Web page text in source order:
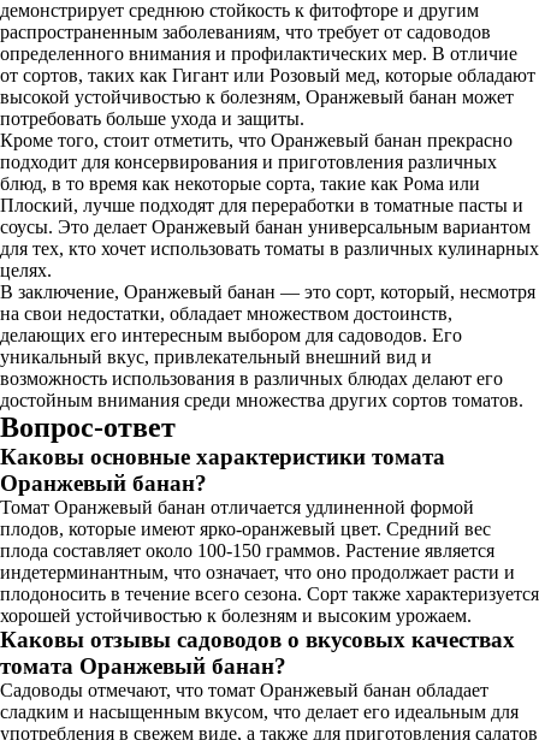
демонстрирует среднюю стойкость к фитофторе и другим
распространенным заболеваниям, что требует от садоводов
определенного внимания и профилактических мер. В отличие
от сортов, таких как Гигант или Розовый мед, которые обладают
высокой устойчивостью к болезням, Оранжевый банан может
потребовать больше ухода и защиты.
Кроме того, стоит отметить, что Оранжевый банан прекрасно
подходит для консервирования и приготовления различных
блюд, в то время как некоторые сорта, такие как Рома или
Плоский, лучше подходят для переработки в томатные пасты и
соусы. Это делает Оранжевый банан универсальным вариантом
для тех, кто хочет использовать томаты в различных кулинарных
целях.
В заключение, Оранжевый банан — это сорт, который, несмотря
на свои недостатки, обладает множеством достоинств,
делающих его интересным выбором для садоводов. Его
уникальный вкус, привлекательный внешний вид и
возможность использования в различных блюдах делают его
достойным внимания среди множества других сортов томатов.
Вопрос-ответ
Каковы основные характеристики томата
Оранжевый банан?
Томат Оранжевый банан отличается удлиненной формой
плодов, которые имеют ярко-оранжевый цвет. Средний вес
плода составляет около 100-150 граммов. Растение является
индетерминантным, что означает, что оно продолжает расти и
плодоносить в течение всего сезона. Сорт также характеризуется
хорошей устойчивостью к болезням и высоким урожаем.
Каковы отзывы садоводов о вкусовых качествах
томата Оранжевый банан?
Садоводы отмечают, что томат Оранжевый банан обладает
сладким и насыщенным вкусом, что делает его идеальным для
употребления в свежем виде, а также для приготовления салатов